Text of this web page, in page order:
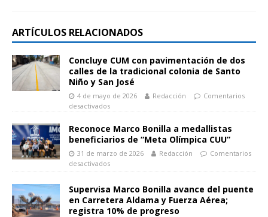
ARTÍCULOS RELACIONADOS
Concluye CUM con pavimentación de dos
calles de la tradicional colonia de Santo
Niño y San José
4 de mayo de 2026 Redacción
Comentarios
desactivados
Reconoce Marco Bonilla a medallistas
beneficiarios de “Meta Olímpica CUU”
31 de marzo de 2026 Redacción
Comentarios
desactivados
Supervisa Marco Bonilla avance del puente
en Carretera Aldama y Fuerza Aérea;
registra 10% de progreso